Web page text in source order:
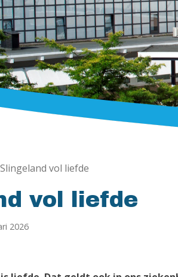
Slingeland vol liefde
vol liefde
2026